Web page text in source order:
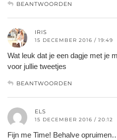
BEANTWOORDEN
IRIS
15 DECEMBER 2016 / 19:49
Wat leuk dat je een dagje met je
voor jullie tweetjes
BEANTWOORDEN
ELS
15 DECEMBER 2016 / 20:12
Fijn me Time! Behalve